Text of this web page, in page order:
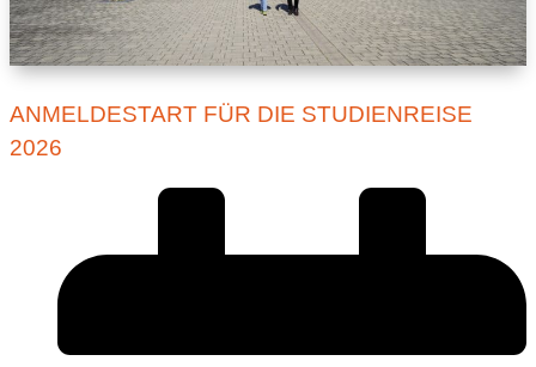
ANMELDESTART FÜR DIE STUDIENREISE
2026